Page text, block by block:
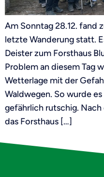
Am Sonntag 28.12. fand
letzte Wanderung statt.
Deister zum Forsthaus
Problem an diesem Tag
Wetterlage mit der
Waldwegen. So wurde
gefährlich rutschig.
das Forsthaus […]